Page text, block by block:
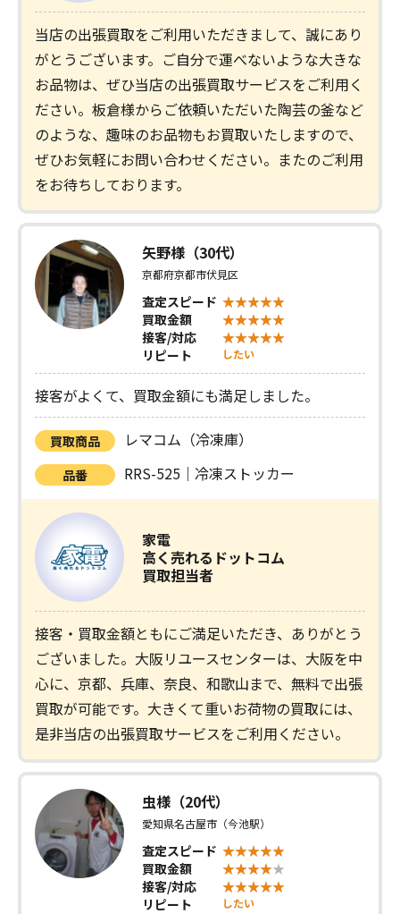
当店の出張買取をご利用いただきまして、誠にあり
がとうございます。ご自分で運べないような大きな
お品物は、ぜひ当店の出張買取サービスをご利用く
ださい。板倉様からご依頼いただいた陶芸の釜など
のような、趣味のお品物もお買取いたしますので、
ぜひお気軽にお問い合わせください。またのご利用
をお待ちしております。
矢野様（30代）
京都府京都市伏見区
査定スピード
買取金額
接客/対応
リピート
したい
接客がよくて、買取金額にも満足しました。
買取商品 レマコム（冷凍庫）
品番 RRS-525｜冷凍ストッカー
家電
高く売れるドットコム
買取担当者
接客・買取金額ともにご満足いただき、ありがとう
ございました。大阪リユースセンターは、大阪を中
心に、京都、兵庫、奈良、和歌山まで、無料で出張
買取が可能です。大きくて重いお荷物の買取には、
是非当店の出張買取サービスをご利用ください。
虫様（20代）
愛知県名古屋市（今池駅）
査定スピード
買取金額
接客/対応
リピート
したい